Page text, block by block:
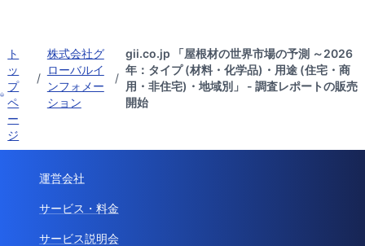
ト
ッ
プ
ペ
ー
ジ
/
株式会社グ
ローバルイ
ンフォメー
ション
/
gii.co.jp 「屋根材の世界市場の予測 ～2026
年：タイプ (材料・化学品)・用途 (住宅・商
用・非住宅)・地域別」 - 調査レポートの販売
開始
運営会社
サービス・料金
サービス説明会